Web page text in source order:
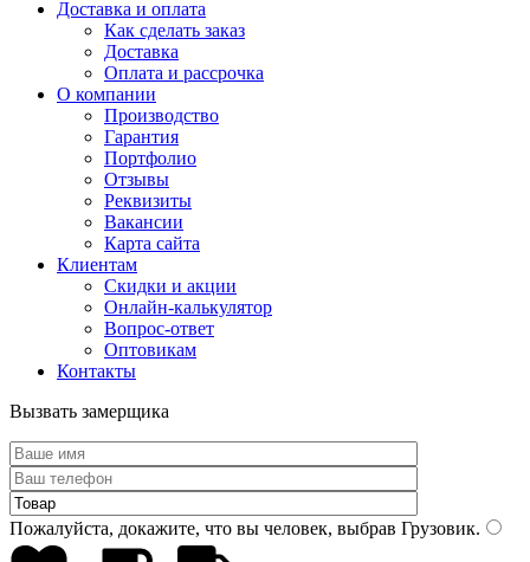
Доставка и оплата
Как сделать заказ
Доставка
Оплата и рассрочка
О компании
Производство
Гарантия
Портфолио
Отзывы
Реквизиты
Вакансии
Карта сайта
Клиентам
Скидки и акции
Онлайн-калькулятор
Вопрос-ответ
Оптовикам
Контакты
Вызвать замерщика
Пожалуйста, докажите, что вы человек, выбрав Грузовик.